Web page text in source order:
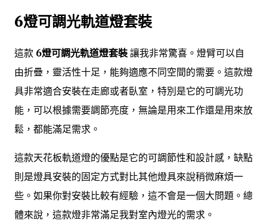
6燈可調光軌道燈套裝
這款 6燈可調光軌道燈套裝 讓我非常驚喜。燈臂可以自
由折疊，靈活性十足，能夠適應不同空間的需要。這款燈
具非常適合安裝在走廊或者臥室，特別是它的可調光功
能，可以根據需要調節亮度，無論是用來工作還是用來放
鬆，都能滿足需求。
這款天花板軌道燈的優點是它的可調節性和設計感，缺點
則是燈具安裝的固定方式對比其他燈具來說稍微麻煩一
些。如果你對安裝比較有經驗，這不會是一個大問題。總
體來說，這款燈非常滿足我對室內燈光的需求。